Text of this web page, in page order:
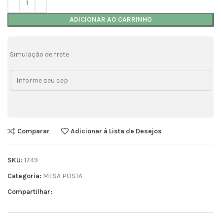
ADICIONAR AO CARRINHO
Simulação de frete
Comparar Adicionar à Lista de Desejos
SKU: 1749
Categoria: MESA POSTA
Compartilhar: